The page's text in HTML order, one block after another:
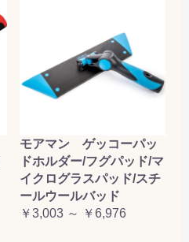
モアマン ゲッコーパッ
ドホルダー/フグパッド/マ
イクログラスパッド/スチ
ールウールバッド
￥3,003 ～ ￥6,976